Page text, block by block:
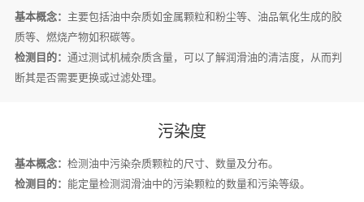
基本概念： 主要包括油中杂质如金属颗粒和粉尘等、油品氧化生成的胶
质等、燃烧产物如积碳等。
检测目的： 通过测试机械杂质含量，可以了解润滑油的清洁度，从而判
断其是否需要更换或过滤处理。
污染度
基本概念： 检测油中污染杂质颗粒的尺寸、数量及分布。
检测目的： 能定量检测润滑油中的污染颗粒的数量和污染等级。